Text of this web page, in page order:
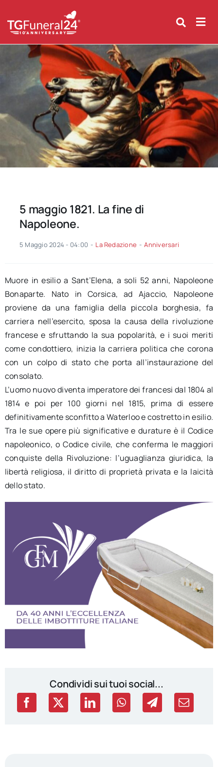
content
5 maggio 1821. La fine di
Napoleone.
5 Maggio 2024 - 04:00 - La Redazione - Anniversari
Muore in esilio a Sant’Elena, a soli 52 anni, Napoleone
Bonaparte. Nato in Corsica, ad Ajaccio, Napoleone
proviene da una famiglia della piccola borghesia, fa
carriera nell’esercito, sposa la causa della rivoluzione
francese e sfruttando la sua popolarità, e i suoi meriti
come condottiero, inizia la carriera politica che corona
con un colpo di stato che porta all’instaurazione del
consolato.
L’uomo nuovo diventa imperatore dei francesi dal 1804 al
1814 e poi per 100 giorni nel 1815, prima di essere
definitivamente sconfitto a Waterloo e costretto in esilio.
Tra le sue opere più significative e durature è il Codice
napoleonico, o Codice civile, che conferma le maggiori
conquiste della Rivoluzione: l’uguaglianza giuridica, la
libertà religiosa, il diritto di proprietà privata e la laicità
dello stato.
Condividi sui tuoi social...